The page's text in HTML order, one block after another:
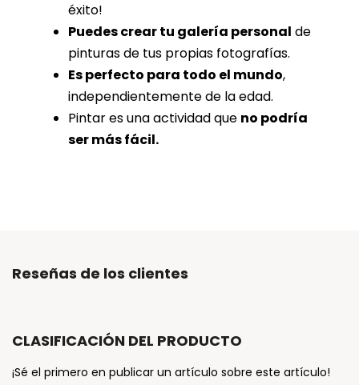
éxito!
Puedes crear tu galería personal de
pinturas de tus propias fotografías.
Es perfecto para todo el mundo,
independientemente de la edad.
Pintar es una actividad que no podría
ser más fácil.
Reseñas de los clientes
CLASIFICACIÓN DEL PRODUCTO
¡Sé el primero en publicar un artículo sobre este artículo!